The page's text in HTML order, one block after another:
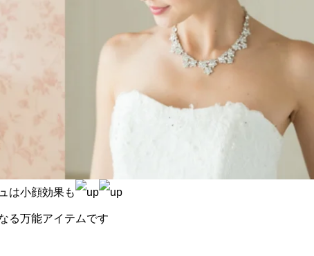
は小顔効果も
る万能アイテムです